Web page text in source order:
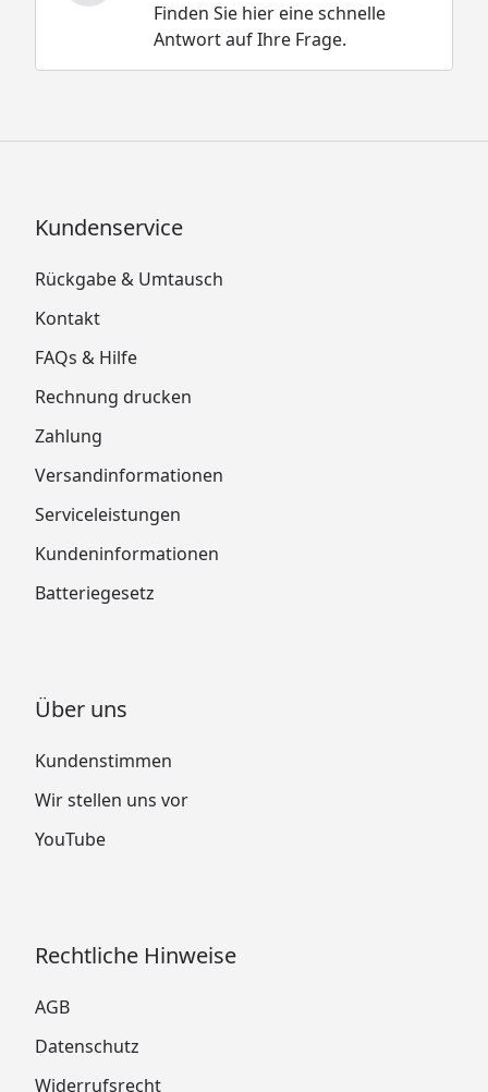
Finden Sie hier eine schnelle
Antwort auf Ihre Frage.
Kundenservice
Rückgabe & Umtausch
Kontakt
FAQs & Hilfe
Rechnung drucken
Zahlung
Versandinformationen
Serviceleistungen
Kundeninformationen
Batteriegesetz
Über uns
Kundenstimmen
Wir stellen uns vor
YouTube
Rechtliche Hinweise
AGB
Datenschutz
Widerrufsrecht